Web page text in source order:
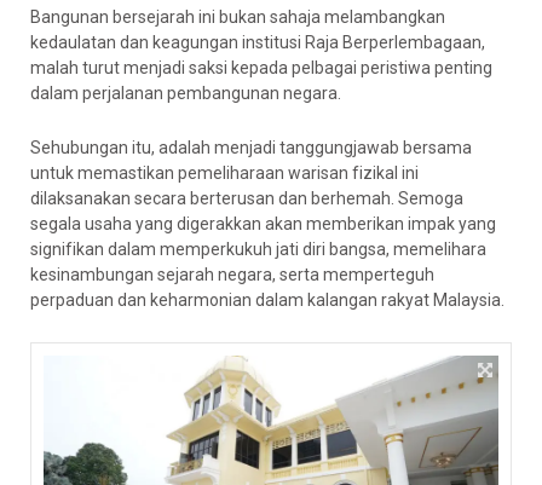
Bangunan bersejarah ini bukan sahaja melambangkan
kedaulatan dan keagungan institusi Raja Berperlembagaan,
malah turut menjadi saksi kepada pelbagai peristiwa penting
dalam perjalanan pembangunan negara.
Sehubungan itu, adalah menjadi tanggungjawab bersama
untuk memastikan pemeliharaan warisan fizikal ini
dilaksanakan secara berterusan dan berhemah. Semoga
segala usaha yang digerakkan akan memberikan impak yang
signifikan dalam memperkukuh jati diri bangsa, memelihara
kesinambungan sejarah negara, serta memperteguh
perpaduan dan keharmonian dalam kalangan rakyat Malaysia.